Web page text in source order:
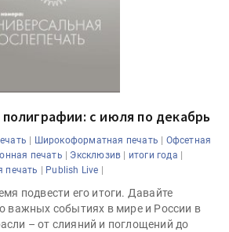
полиграфии: с июля по декабрь
| Широкоформатная печать | Офсетная
печать | Эксклюзив | итоги года |
печать | Publish Live |
подвести его итоги. Давайте
важных событиях в мире и России в
– от слияний и поглощений до